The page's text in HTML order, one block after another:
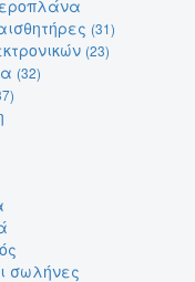
(31)
(23)
(32)
σωλήνες